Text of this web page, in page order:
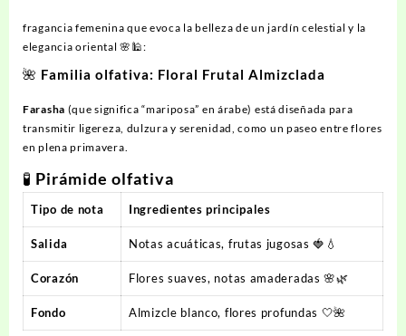
fragancia femenina que evoca la belleza de un jardín celestial y la
elegancia oriental 🌸🕌:
🌺 Familia olfativa: Floral Frutal Almizclada
Farasha (que significa “mariposa” en árabe) está diseñada para
transmitir ligereza, dulzura y serenidad, como un paseo entre flores
en plena primavera.
🧪 Pirámide olfativa
Tipo de nota Ingredientes principales
Salida Notas acuáticas, frutas jugosas 🍓💧
Corazón Flores suaves, notas amaderadas 🌸🌿
Fondo Almizcle blanco, flores profundas 🤍🌺